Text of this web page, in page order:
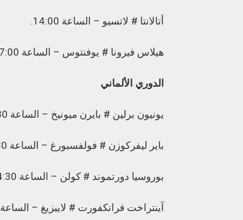
أتالانتا # لاتسيو – الساعة 14:00.
هيلاس فيرونا # يوفنتوس – الساعة 17:00.
الدوري الألماني
يونيون برلين # بايرن ميونيخ – الساعة 14:30.
باير ليفركوزن # فولفسبورغ – الساعة 14:30.
بوروسيا دورتموند # كولن – الساعة 14:30.
آينتراخت فرانكفورت # لايبزيغ – الساعة 17:30.